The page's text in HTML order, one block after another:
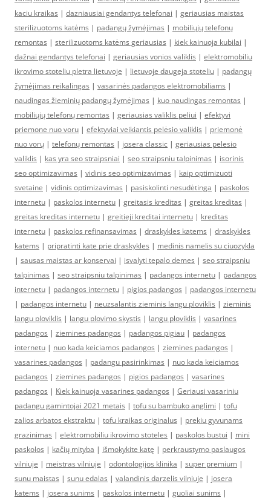
kaciu kraikas | dazniausiai gendantys telefonai | geriausias maistas
sterilizuotoms katėms | padangų žymėjimas | mobiliųjų telefonų
remontas | sterilizuotoms katėms geriausias | kiek kainuoja kubilai |
dažnai gendantys telefonai | geriausias vonios valiklis | elektromobiliu
ikrovimo stoteliu pletra lietuvoje | lietuvoje daugeja stoteliu | padangų
žymėjimas reikalingas | vasarinės padangos elektromobiliams |
naudingas žieminių padangų žymėjimas | kuo naudingas remontas |
mobiliųjų telefonų remontas | geriausias valiklis peliui | efektyvi
priemone nuo voru | efektyviai veikiantis pelėsio valiklis | priemonė
nuo vorų | telefonų remontas | josera classic | geriausias pelesio
valiklis | kas yra seo straipsniai | seo straipsniu talpinimas | isorinis
seo optimizavimas | vidinis seo optimizavimas | kaip optimizuoti
svetaine | vidinis optimizavimas | pasiskolinti nesudėtinga | paskolos
internetu | paskolos internetu | greitasis kreditas | greitas kreditas |
greitas kreditas internetu | greitieji kreditai internetu | kreditas
internetu | paskolos refinansavimas | draskykles katems | draskykles
katems | pripratinti kate prie draskykles | medinis namelis su ciuozykla
| sausas maistas ar konservai | isvalyti tepalo demes | seo straipsniu
talpinimas | seo straipsniu talpinimas | padangos internetu | padangos
internetu | padangos internetu | pigios padangos | padangos internetu
| padangos internetu | neuzsalantis zieminis langu ploviklis | zieminis
langu ploviklis | langu plovimo skystis | langu ploviklis | vasarines
padangos | ziemines padangos | padangos pigiau | padangos
internetu | nuo kada keiciamos padangos | ziemines padangos |
vasarines padangos | padangu pasirinkimas | nuo kada keiciamos
padangos | ziemines padangos | pigios padangos | vasarines
padangos | Kiek kainuoja vasarines padangos | Geriausi vasariniu
padangu gamintojai 2021 metais | tofu su bambuko anglimi | tofu
zalios arbatos ekstraktu | tofu kraikas originalus | prekiu gyvunams
grazinimas | elektromobiliu ikrovimo stoteles | paskolos bustui | mini
paskolos | kačių mityba | išmokykite katę | perkraustymo paslaugos
vilniuje | meistras vilniuje | odontologijos klinika | super premium |
sunu maistas | sunu edalas | valandinis darzelis vilniuje | josera
katems | josera sunims | paskolos internetu | guoliai sunims |